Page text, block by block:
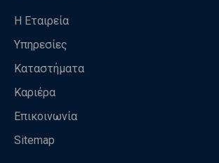
Η Εταιρεία
Υπηρεσίες
Καταστήματα
Καριέρα
Επικοινωνία
Sitemap